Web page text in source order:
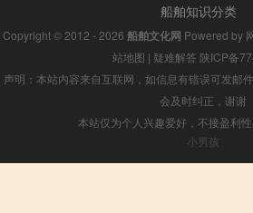
船舶知识分类
Copyright © 2012 - 2026 船舶文化网 Powered by
站地图 | 疑难解答 陕ICP备
声明：本站内容来自互联网，如信息有错误可发邮
会及时纠正，谢谢
本站仅为个人兴趣爱好，不接盈利
小男孩